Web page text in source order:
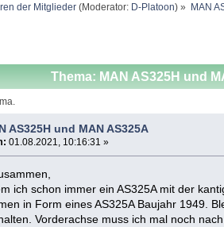
der Mitglieder (Moderator: D-Platoon) » MAN
Thema: MAN AS325H und
AS325H und MAN AS325A
01.08.2021, 10:16:31 »
ich schon immer ein AS325A mit der
in Form eines AS325A Baujahr 1949.
Vorderachse muss ich mal noch